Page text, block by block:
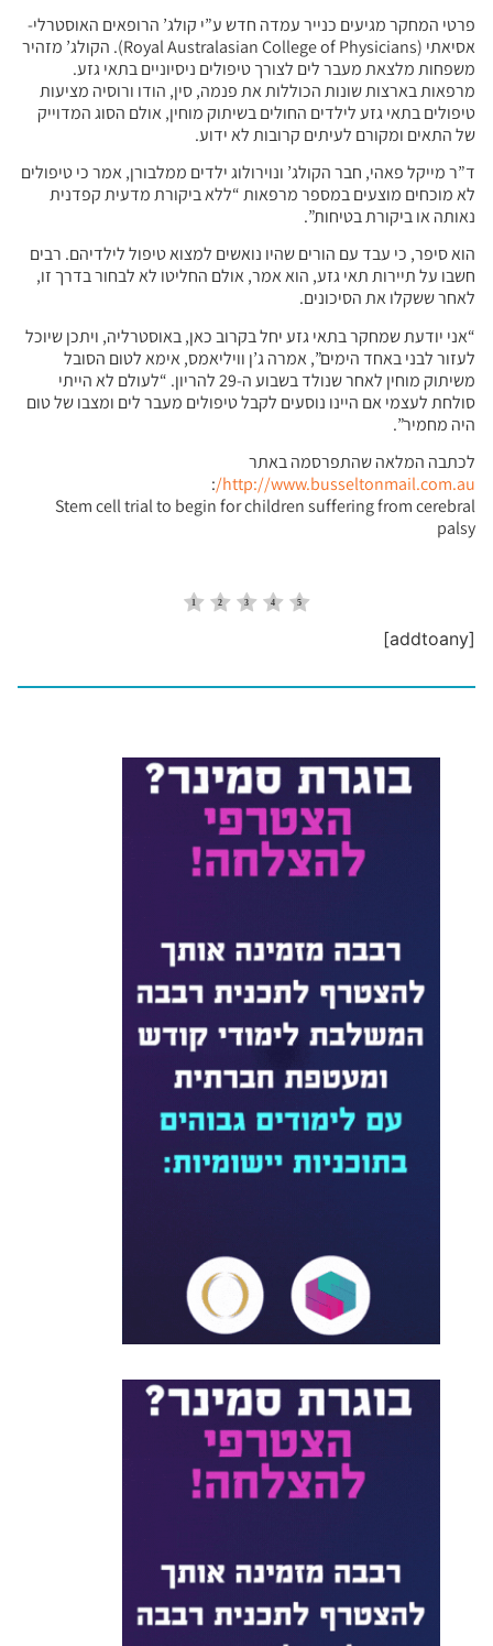
פרטי המחקר מגיעים כנייר עמדה חדש ע”י קולג’ הרופאים האוסטרלי-
אסיאתי (Royal Australasian College of Physicians). הקולג’ מזהיר
משפחות מלצאת מעבר לים לצורך טיפולים ניסיוניים בתאי גזע.
מרפאות בארצות שונות הכוללות את פנמה, סין, הודו ורוסיה מציעות
טיפולים בתאי גזע לילדים החולים בשיתוק מוחין, אולם הסוג המדוייק
של התאים ומקורם לעיתים קרובות לא ידוע.
ד”ר מייקל פאהי, חבר הקולג’ ונוירולוג ילדים ממלבורן, אמר כי טיפולים
לא מוכחים מוצעים במספר מרפאות “ללא ביקורת מדעית קפדנית
נאותה או ביקורת בטיחות”.
הוא סיפר, כי עבד עם הורים שהיו נואשים למצוא טיפול לילדיהם. רבים
חשבו על תיירות תאי גזע, הוא אמר, אולם החליטו לא לבחור בדרך זו,
לאחר ששקלו את הסיכונים.
“אני יודעת שמחקר בתאי גזע יחל בקרוב כאן, באוסטרליה, ויתכן שיוכל
לעזור לבני באחד הימים”, אמרה ג’ן וויליאמס, אימא לטום הסובל
משיתוק מוחין לאחר שנולד בשבוע ה-29 להריון. “לעולם לא הייתי
סולחת לעצמי אם היינו נוסעים לקבל טיפולים מעבר לים ומצבו של טום
היה מחמיר”.
לכתבה המלאה שהתפרסמה באתר
http://www.busseltonmail.com.au/
:
Stem cell trial to begin for children suffering from cerebral
palsy
[addtoany]